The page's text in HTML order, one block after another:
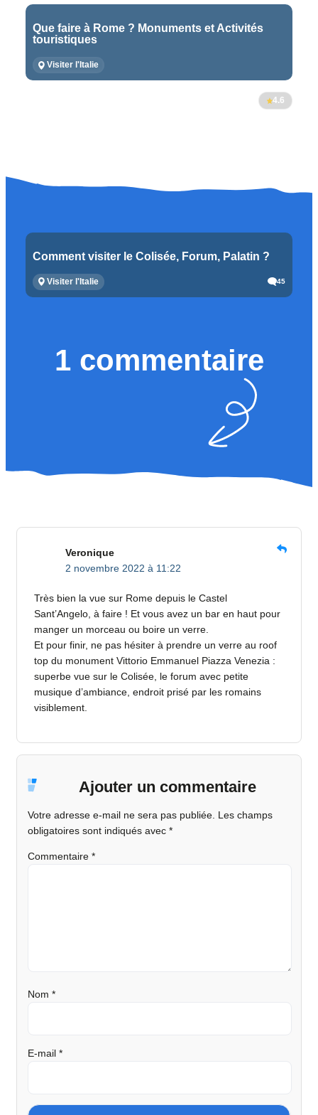
Que faire à Rome ? Monuments et Activités
touristiques
Visiter l'Italie
4.6
Comment visiter le Colisée, Forum, Palatin ?
Visiter l'Italie 45
1 commentaire
Veronique
2 novembre 2022 à 11:22
Très bien la vue sur Rome depuis le Castel
Sant’Angelo, à faire ! Et vous avez un bar en haut pour
manger un morceau ou boire un verre.
Et pour finir, ne pas hésiter à prendre un verre au roof
top du monument Vittorio Emmanuel Piazza Venezia :
superbe vue sur le Colisée, le forum avec petite
musique d’ambiance, endroit prisé par les romains
visiblement.
Ajouter un commentaire
Votre adresse e-mail ne sera pas publiée. Les champs
obligatoires sont indiqués avec *
Commentaire *
Nom *
E-mail *